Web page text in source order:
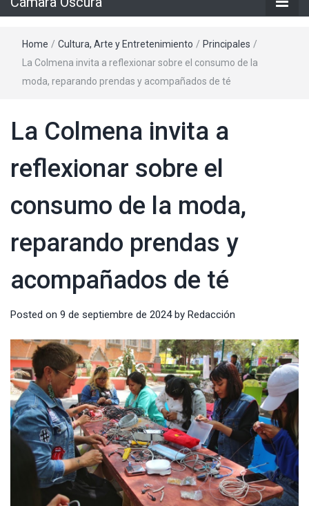
Home / Cultura, Arte y Entretenimiento / Principales /
La Colmena invita a reflexionar sobre el consumo de la
moda, reparando prendas y acompañados de té
La Colmena invita a
reflexionar sobre el
consumo de la moda,
reparando prendas y
acompañados de té
Posted on 9 de septiembre de 2024by Redacción